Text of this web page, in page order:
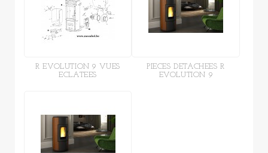
R EVOLUTION 9 VUES
ECLATEES
PIECES DETACHEES R
EVOLUTION 9